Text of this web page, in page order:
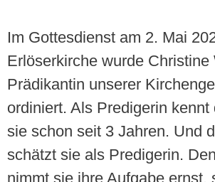
Im Gottesdienst am 2. Mai
Erlöserkirche wurde Christine
Prädikantin unserer
ordiniert. Als Predigerin kennt
sie schon seit 3 Jahren. Und
schätzt sie als Predigerin.
nimmt sie ihre Aufgabe ernst,